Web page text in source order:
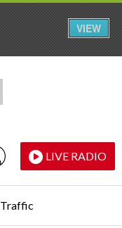
LIVE RADIO
Traffic
VIEW